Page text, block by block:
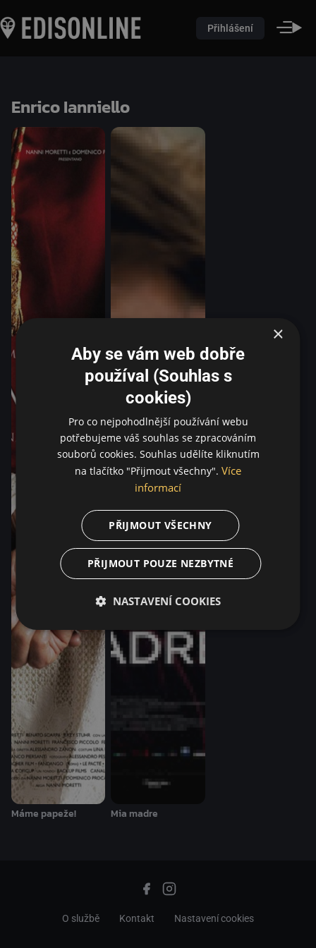
Přihlášení
Enrico Ianniello
Máme papeže! Mia madre
O službě Kontakt Nastavení cookies
×
Aby se vám web dobře
používal (Souhlas s
cookies)
Pro co nejpohodlnější používání webu
potřebujeme váš souhlas se zpracováním
souborů cookies. Souhlas udělíte kliknutím
na tlačítko "Přijmout všechny". Více
informací
PŘIJMOUT VŠECHNY
PŘIJMOUT POUZE NEZBYTNÉ
NASTAVENÍ COOKIES